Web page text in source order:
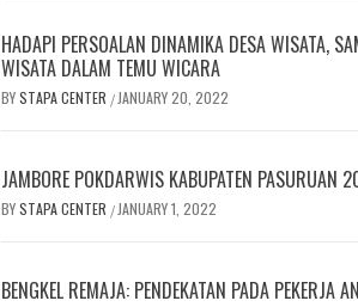
HADAPI PERSOALAN DINAMIKA DESA WISATA,
WISATA DALAM TEMU WICARA
BYSTAPA CENTER /JANUARY 20, 2022
JAMBORE POKDARWIS KABUPATEN PASURUAN
BYSTAPA CENTER /JANUARY 1, 2022
BENGKEL REMAJA: PENDEKATAN PADA PEKERJA